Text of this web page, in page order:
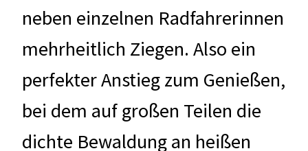
neben einzelnen Radfahrerinnen
mehrheitlich Ziegen. Also ein
perfekter Anstieg zum Genießen,
bei dem auf großen Teilen die
dichte Bewaldung an heißen